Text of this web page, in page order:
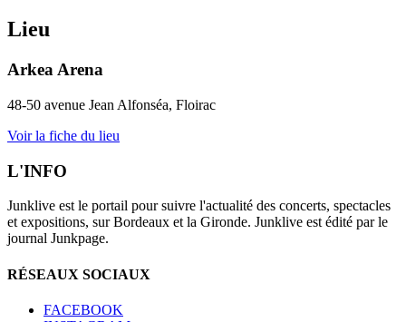
Lieu
Arkea Arena
48-50 avenue Jean Alfonséa, Floirac
Voir la fiche du lieu
L'INFO
Junklive est le portail pour suivre l'actualité des concerts, spectacles
et expositions, sur Bordeaux et la Gironde. Junklive est édité par le
journal Junkpage.
RÉSEAUX SOCIAUX
FACEBOOK